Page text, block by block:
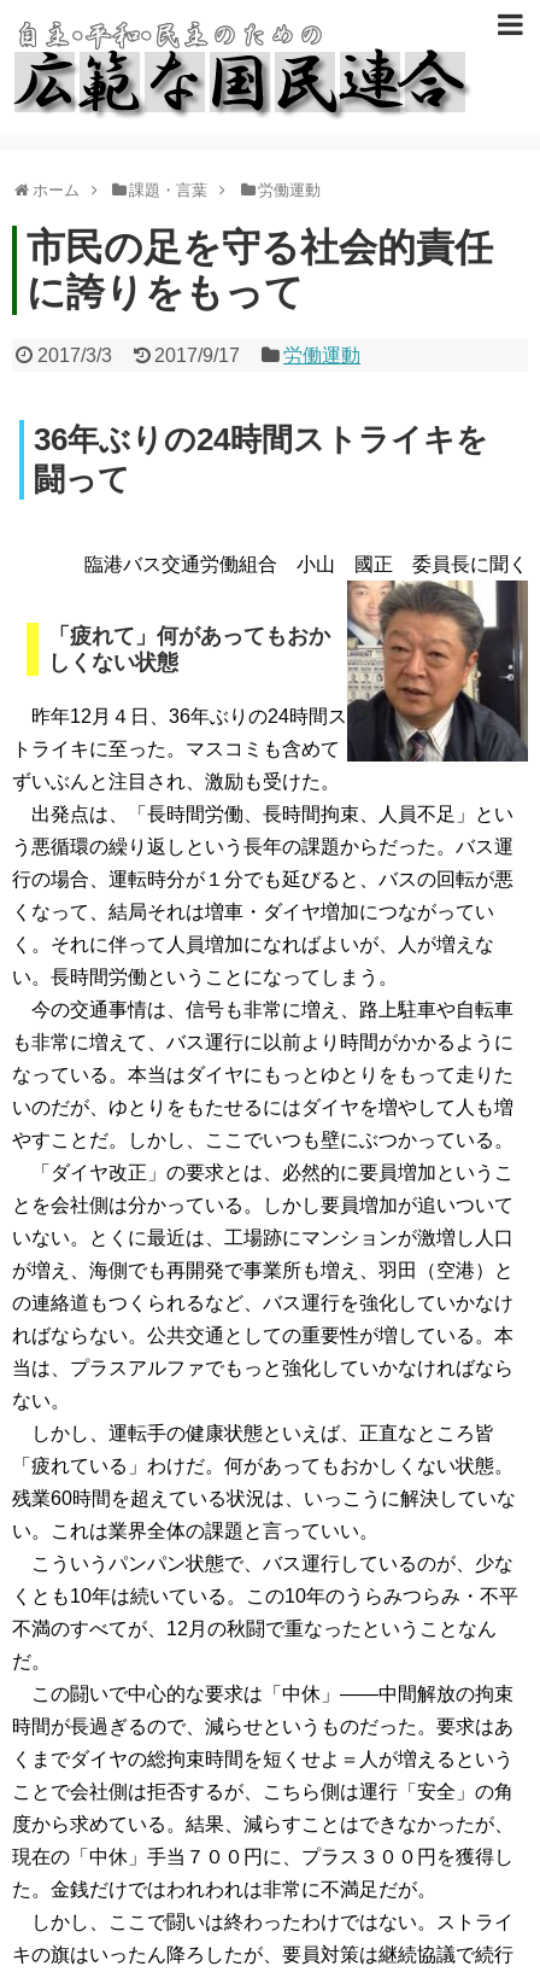
ホーム 課題・言葉 労働運動
市民の足を守る社会的責任
に誇りをもって
2017/3/3 2017/9/17 労働運動
36年ぶりの24時間ストライキを
闘って
臨港バス交通労働組合 小山 國正 委員長に聞く
「疲れて」何があってもおか
しくない状態
昨年12月４日、36年ぶりの24時間ス
トライキに至った。マスコミも含めて
ずいぶんと注目され、激励も受けた。
出発点は、「長時間労働、長時間拘束、人員不足」とい
う悪循環の繰り返しという長年の課題からだった。バス運
行の場合、運転時分が１分でも延びると、バスの回転が悪
くなって、結局それは増車・ダイヤ増加につながってい
く。それに伴って人員増加になればよいが、人が増えな
い。長時間労働ということになってしまう。
今の交通事情は、信号も非常に増え、路上駐車や自転車
も非常に増えて、バス運行に以前より時間がかかるように
なっている。本当はダイヤにもっとゆとりをもって走りた
いのだが、ゆとりをもたせるにはダイヤを増やして人も増
やすことだ。しかし、ここでいつも壁にぶつかっている。
「ダイヤ改正」の要求とは、必然的に要員増加というこ
とを会社側は分かっている。しかし要員増加が追いついて
いない。とくに最近は、工場跡にマンションが激増し人口
が増え、海側でも再開発で事業所も増え、羽田（空港）と
の連絡道もつくられるなど、バス運行を強化していかなけ
ればならない。公共交通としての重要性が増している。本
当は、プラスアルファでもっと強化していかなければなら
ない。
しかし、運転手の健康状態といえば、正直なところ皆
「疲れている」わけだ。何があってもおかしくない状態。
残業60時間を超えている状況は、いっこうに解決していな
い。これは業界全体の課題と言っていい。
こういうパンパン状態で、バス運行しているのが、少な
くとも10年は続いている。この10年のうらみつらみ・不平
不満のすべてが、12月の秋闘で重なったということなん
だ。
この闘いで中心的な要求は「中休」――中間解放の拘束
時間が長過ぎるので、減らせというものだった。要求はあ
くまでダイヤの総拘束時間を短くせよ＝人が増えるという
ことで会社側は拒否するが、こちら側は運行「安全」の角
度から求めている。結果、減らすことはできなかったが、
現在の「中休」手当７００円に、プラス３００円を獲得し
た。金銭だけではわれわれは非常に不満足だが。
しかし、ここで闘いは終わったわけではない。ストライ
キの旗はいったん降ろしたが、要員対策は継続協議で続行